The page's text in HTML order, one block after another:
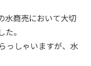
水商売において大切
。
っしゃいますが、水